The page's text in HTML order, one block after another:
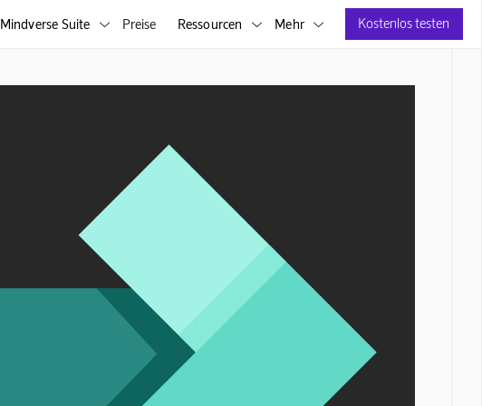
Mindverse Suite  Preise Ressourcen  Mehr  Kostenlos testen